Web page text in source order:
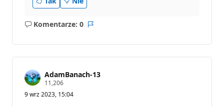
Komentarze: 0
Brak
AdamBanach-13
11,206P
n
9 wrz 2023, 15:04